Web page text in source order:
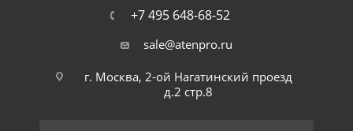
+7 495 648-68-52
sale@atenpro.ru
г. Москва, 2-ой Нагатинский проезд
д.2 стр.8